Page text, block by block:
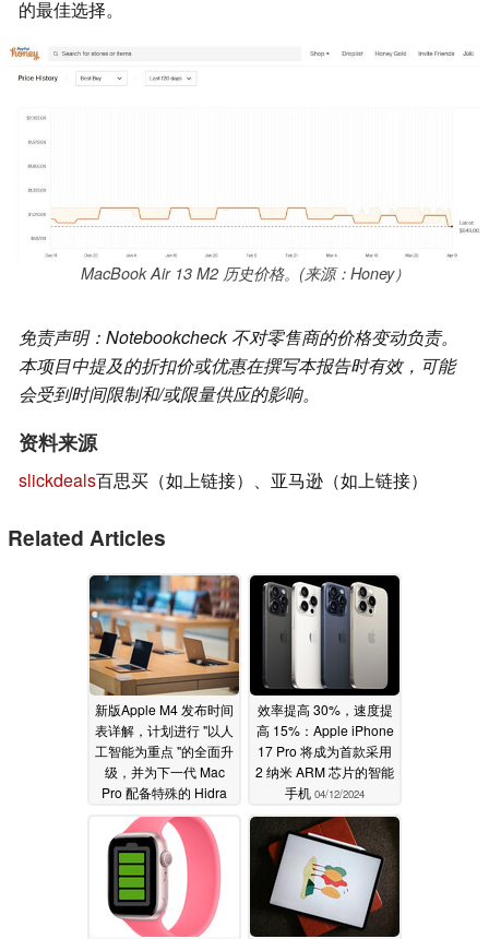
的最佳选择。
MacBook Air 13 M2 历史价格。(来源：Honey）
免责声明：Notebookcheck 不对零售商的价格变动负责。
本项目中提及的折扣价或优惠在撰写本报告时有效，可能
会受到时间限制和/或限量供应的影响。
资料来源
slickdeals百思买（如上链接）、亚马逊（如上链接）
Related Articles
新版Apple M4 发布时间
表详解，计划进行 "以人
工智能为重点 "的全面升
级，并为下一代 Mac
Pro 配备特殊的 Hidra
芯片组04/12/2024
效率提高 30%，速度提
高 15%：Apple iPhone
17 Pro 将成为首款采用
2 纳米 ARM 芯片的智能
手机 04/12/2024